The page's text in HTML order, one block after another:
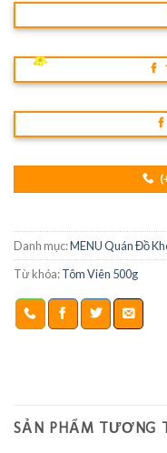
Danh mục:MENU Quán Đồ
Từ khóa:Tôm Viên 500g
SẢN PHẨM TƯƠNG